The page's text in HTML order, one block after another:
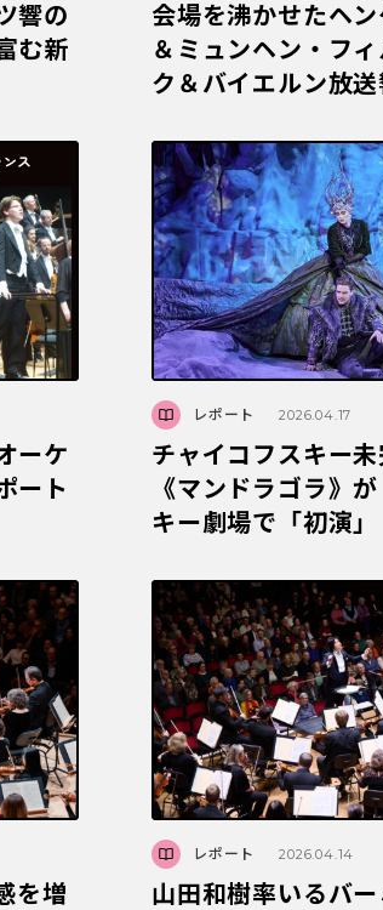
響の
む新
会場を沸かせたヘ
＆ミュンヘン・フ
ク＆バイエルン放送
ーケ
ート
レポート 2026.04.17
チャイコフスキー
《マンドラゴラ》
キー劇場で「初演」
を増
レポート 2026.04.14
山田和樹率いるバ